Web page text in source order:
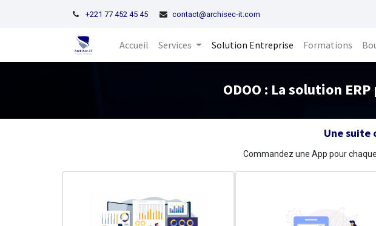
+221 77 452 45 45 contact@archisec-it.com
Accueil Services Solution Entreprise Formations
ODOO : La solution
Une suite
Commandez une App pour